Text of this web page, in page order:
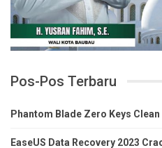
Pos-Pos Terbaru
Phantom Blade Zero Keys Clean
EaseUS Data Recovery 2023